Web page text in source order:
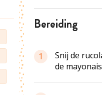
bereiding
1
Snij de
de